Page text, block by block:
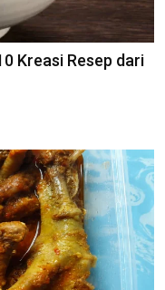
Kreasi Resep dari